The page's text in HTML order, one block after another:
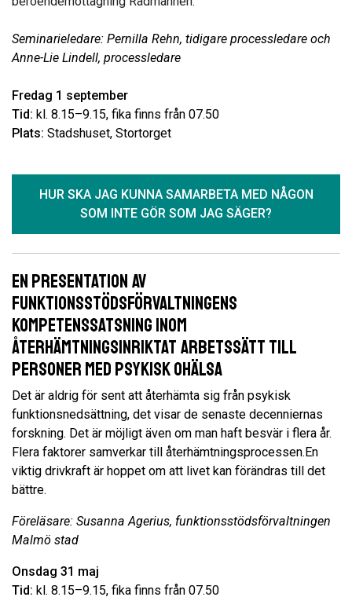
Seminarieledare: Pernilla Rehn, tidigare processledare och
Anne-Lie Lindell, processledare
Fredag 1 september
Tid: kl. 8.15–9.15, fika finns från 07.50
Plats: Stadshuset, Stortorget
HUR SKA JAG KUNNA SAMARBETA MED NÅGON
SOM INTE GÖR SOM JAG SÄGER?
En presentation av
funktionsstödsförvaltningens
kompetenssatsning inom
återhämtningsinriktat arbetssätt till
personer med psykisk ohälsa
Det är aldrig för sent att återhämta sig från psykisk
funktionsnedsättning, det visar de senaste decenniernas
forskning. Det är möjligt även om man haft besvär i flera år.
Flera faktorer samverkar till återhämtningsprocessen.En
viktig drivkraft är hoppet om att livet kan förändras till det
bättre.
Föreläsare: Susanna Agerius, funktionsstödsförvaltningen
Malmö stad
Onsdag 31 maj
Tid: kl. 8.15–9.15, fika finns från 07.50